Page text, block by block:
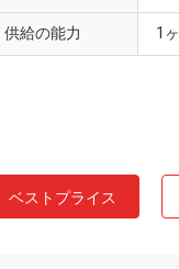
供給の能力 1
ベストプライス